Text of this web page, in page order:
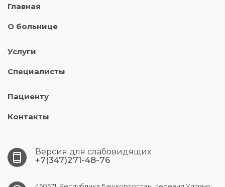
Главная
О больнице
Услуги
Специалисты
Пациенту
Контакты
Версия для слабовидящих
+7(347)271-48-76